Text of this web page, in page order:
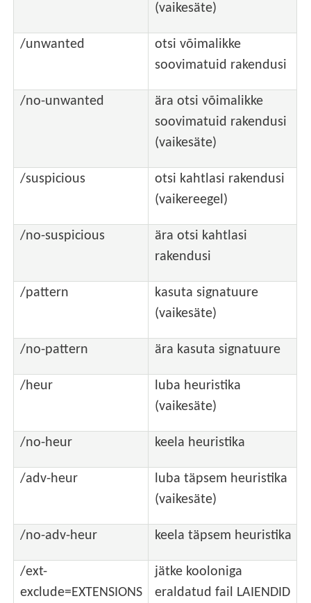
(vaikesäte)
/unwanted
otsi võimalikke
soovimatuid rakendusi
/no-unwanted
ära otsi võimalikke
soovimatuid rakendusi
(vaikesäte)
/suspicious
otsi kahtlasi rakendusi
(vaikereegel)
/no-suspicious
ära otsi kahtlasi
rakendusi
/pattern
kasuta signatuure
(vaikesäte)
/no-pattern ära kasuta signatuure
/heur
luba heuristika
(vaikesäte)
/no-heur keela heuristika
/adv-heur
luba täpsem heuristika
(vaikesäte)
/no-adv-heur keela täpsem heuristika
/ext-
exclude=EXTENSIONS
jätke kooloniga
eraldatud fail LAIENDID